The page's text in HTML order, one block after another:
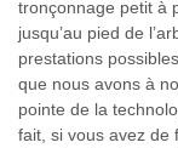
tronçonnage petit à
jusqu’au pied de
prestations
que nous avons à
pointe de la
fait, si vous avez de